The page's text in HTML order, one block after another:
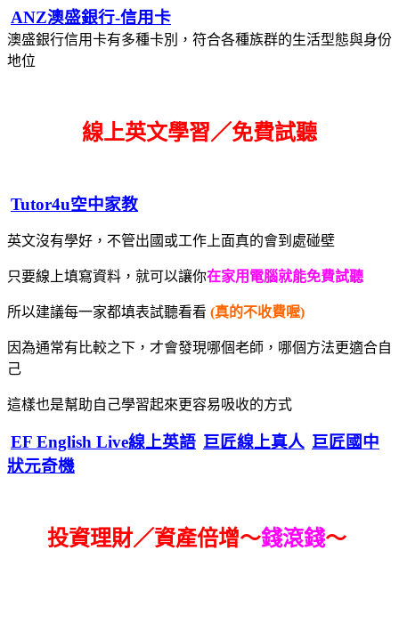
ANZ澳盛銀行-信用卡
澳盛銀行信用卡有多種卡別，符合各種族群的生活型態與身份
地位
線上英文學習／免費試聽
Tutor4u空中家教
英文沒有學好，不管出國或工作上面真的會到處碰壁
只要線上填寫資料，就可以讓你在家用電腦就能免費試聽
所以建議每一家都填表試聽看看 (真的不收費喔)
因為通常有比較之下，才會發現哪個老師，哪個方法更適合自
己
這樣也是幫助自己學習起來更容易吸收的方式
EF English Live線上英語 巨匠線上真人 巨匠國中
狀元奇機
投資理財／資產倍增～錢滾錢～